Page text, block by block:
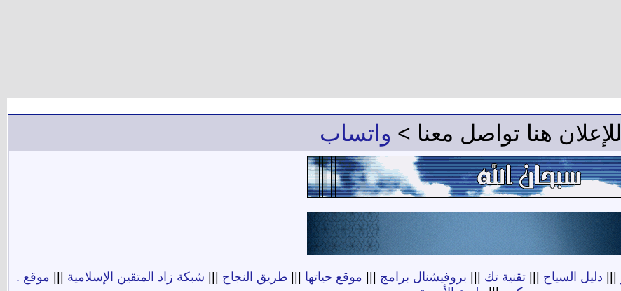
للإعلان هنا تواصل معنا > واتساب
دليل السياح |||تقنية تك بروفيشنال برامج موقع حياتها طريق النجاح شبكة زاد المتقين الإسلامية
موقع .